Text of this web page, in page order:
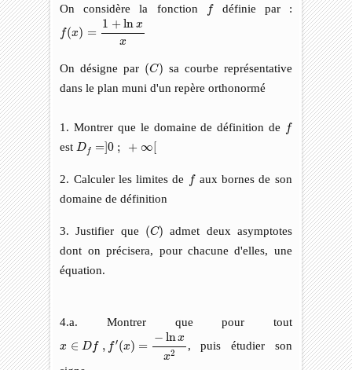
On considère la fonction fdéfinie par :
f(x) =
1 +ln x
x
ln x
On désigne par (C)
(C) sa courbe représentative
dans le plan muni d'un repère orthonormé
1. Montrer que le domaine de définition de f
est D f =]0 ; + ∞[
Df 0 ; ∞[
2. Calculer les limites de faux bornes de son
domaine de définition
3. Justifier que (C)
(C)
admet deux asymptotes
dont on précisera, pour chacune d'elles, une
équation.
4.a. Montrer que pour tout
x ∈ D f , f′(x) =
− lnx
x2
, puis étudier son